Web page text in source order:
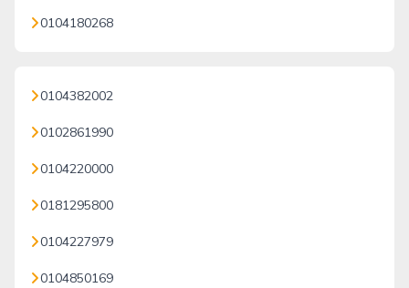
0104180268
0104382002
0102861990
0104220000
0181295800
0104227979
0104850169